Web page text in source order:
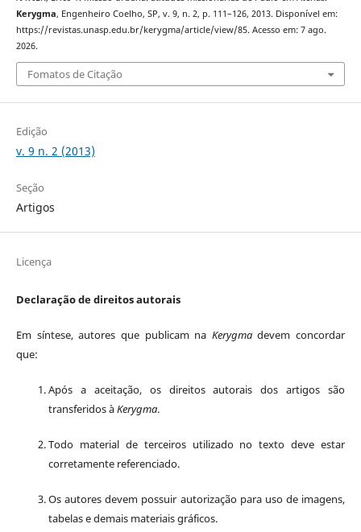
Kerygma, Engenheiro Coelho, SP, v. 9, n. 2, p. 111–126, 2013. Disponível em:
https://revistas.unasp.edu.br/kerygma/article/view/85. Acesso em: 7 ago.
2026.
Fomatos de Citação
Edição
v. 9 n. 2 (2013)
Seção
Artigos
Licença
Declaração de direitos autorais
Em síntese, autores que publicam na Kerygmadevem concordar
que:
Após a aceitação, os direitos autorais dos artigos são
transferidos àKerygma.
Todo material de terceiros utilizado no texto deve estar
corretamente referenciado.
Os autores devem possuir autorização para uso de imagens,
tabelas e demais materiais gráficos.